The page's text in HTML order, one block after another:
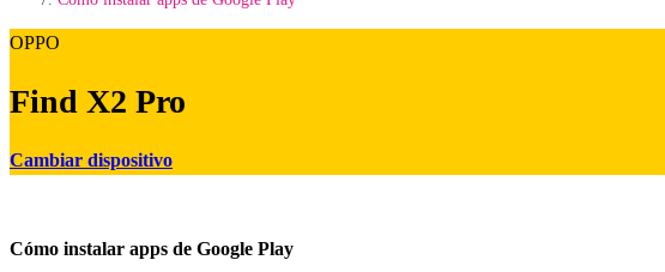
OPPO
Find X2 Pro
Cambiar dispositivo
Cómo instalar apps de Google Play